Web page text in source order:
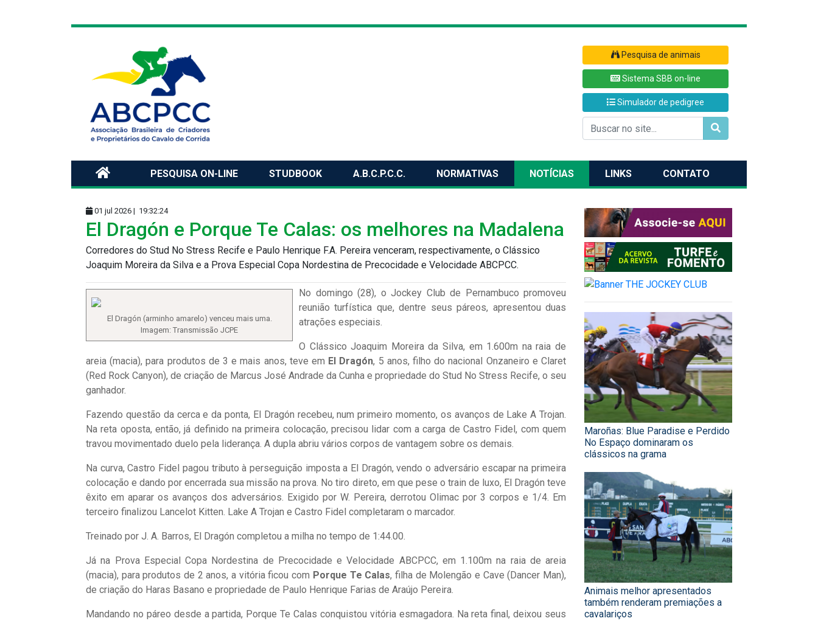
Pesquisa de animais
Sistema SBB on-line
Simulador de pedigree
PESQUISA ON-LINE STUDBOOK A.B.C.P.C.C. NORMATIVAS NOTÍCIAS LINKS CONTATO
01 jul 2026 | 19:32:24
El Dragón e Porque Te Calas: os melhores na Madalena
Corredores do Stud No Stress Recife e Paulo Henrique F.A. Pereira venceram, respectivamente, o Clássico
Joaquim Moreira da Silva e a Prova Especial Copa Nordestina de Precocidade e Velocidade ABCPCC.
El Dragón (arminho amarelo) venceu mais uma.
Imagem: Transmissão JCPE
No domingo (28), o Jockey Club de Pernambuco promoveu
reunião turfística que, dentre seus páreos, apresentou duas
atrações especiais.
O Clássico Joaquim Moreira da Silva, em 1.600m na raia de
areia (macia), para produtos de 3 e mais anos, teve em El Dragón, 5 anos, filho do nacional Onzaneiro e Claret
(Red Rock Canyon), de criação de Marcus José Andrade da Cunha e propriedade do Stud No Stress Recife, o seu
ganhador.
Fazendo questão da cerca e da ponta, El Dragón recebeu, num primeiro momento, os avanços de Lake A Trojan.
Na reta oposta, então, já definido na primeira colocação, precisou lidar com a carga de Castro Fidel, com quem
travou movimentado duelo pela liderança. A dupla abriu vários corpos de vantagem sobre os demais.
Na curva, Castro Fidel pagou tributo à perseguição imposta a El Dragón, vendo o adversário escapar na primeira
colocação e dando por encerrada sua missão na prova. No tiro direto, em que pese o train de luxo, El Dragón teve
êxito em aparar os avanços dos adversários. Exigido por W. Pereira, derrotou Olimac por 3 corpos e 1/4. Em
terceiro finalizou Lancelot Kitten. Lake A Trojan e Castro Fidel completaram o marcador.
Treinado por J. A. Barros, El Dragón completou a milha no tempo de 1:44.00.
Já na Prova Especial Copa Nordestina de Precocidade e Velocidade ABCPCC, em 1.100m na raia de areia
(macia), para produtos de 2 anos, a vitória ficou com Porque Te Calas, filha de Molengão e Cave (Dancer Man),
de criação do Haras Basano e propriedade de Paulo Henrique Farias de Araújo Pereira.
Mandando no páreo desde a partida, Porque Te Calas conquistou vitória esmagadora. Na reta final, deixou seus
Maroñas: Blue Paradise e Perdido
No Espaço dominaram os
clássicos na grama
Animais melhor apresentados
também renderam premiações a
cavalariços